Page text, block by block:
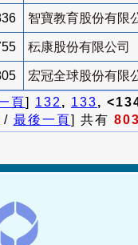
智寶教育股份有限
秐康股份有限公司
宏冠全球股份有限
頁] 132 , 133,
/ 最後一頁] 共有